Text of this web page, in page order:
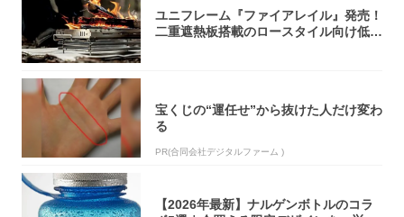
ユニフレーム『ファイアレイル』発売！
二重遮熱板搭載のロースタイル向け低型
宝くじの“運任せ”から抜けた人だけ変わ
る
PR(合同会社デジタルファーム )
【2026年最新】ナルゲンボトルのコラ